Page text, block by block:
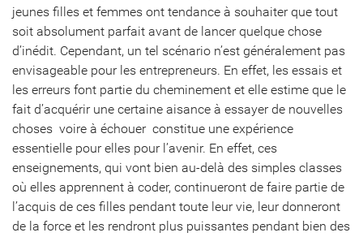
jeunes filles et femmes ont tendance à souhaiter que tout
soit absolument parfait avant de lancer quelque chose
d’inédit. Cependant, un tel scénario n’est généralement pas
envisageable pour les entrepreneurs. En effet, les essais et
les erreurs font partie du cheminement et elle estime que le
fait d’acquérir une certaine aisance à essayer de nouvelles
choses  voire à échouer  constitue une expérience
essentielle pour elles pour l’avenir. En effet, ces
enseignements, qui vont bien au-delà des simples classes
où elles apprennent à coder, continueront de faire partie de
l’acquis de ces filles pendant toute leur vie, leur donneront
de la force et les rendront plus puissantes pendant bien des